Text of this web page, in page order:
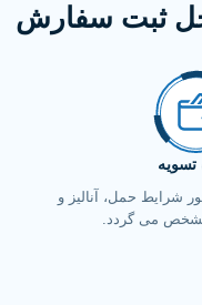
ثبت سفارش
تسویه
شرایط حمل، آنالیز و
مشخص می گردد.